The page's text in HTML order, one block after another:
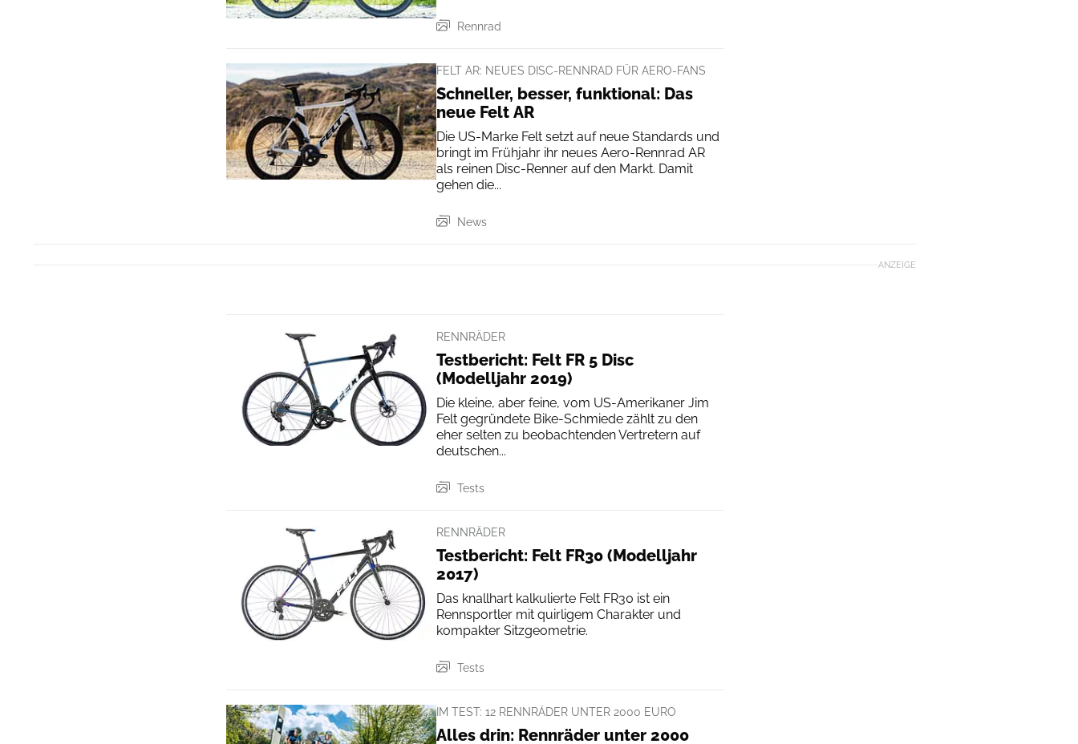
Rennrad
FELT AR: NEUES DISC-RENNRAD FÜR AERO-FANS
Schneller, besser, funktional: Das
neue Felt AR
Die US-Marke Felt setzt auf neue Standards und
bringt im Frühjahr ihr neues Aero-Rennrad AR
als reinen Disc-Renner auf den Markt. Damit
gehen die...
News
ANZEIGE
RENNRÄDER
Testbericht: Felt FR 5 Disc
(Modelljahr 2019)
Die kleine, aber feine, vom US-Amerikaner Jim
Felt gegründete Bike-Schmiede zählt zu den
eher selten zu beobachtenden Vertretern auf
deutschen...
Tests
RENNRÄDER
Testbericht: Felt FR30 (Modelljahr
2017)
Das knallhart kalkulierte Felt FR30 ist ein
Rennsportler mit quirligem Charakter und
kompakter Sitzgeometrie.
Tests
IM TEST: 12 RENNRÄDER UNTER 2000 EURO
Alles drin: Rennräder unter 2000